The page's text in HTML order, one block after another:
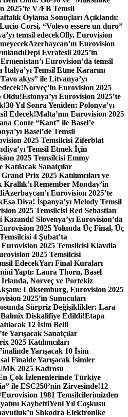
2025’te VÆB Temsil
Oylama Sonuçları Açıklandı:
Lucio Corsi, “Volevo essere un duro”
temsil edecekOlly, Eurovision
Azerbaycan’ın Eurovision
Depi Evratesil 2025’in
Eurovision’da temsil
Temsil Etme Kararını
akys” ile Litvanya’yı
Norveç’in Eurovision 2025
Oldu!Estonya’yı Eurovision 2025’te
30 Yıl Sonra Yeniden: Polonya’yı
Edecek!Malta’nın Eurovision 2025
Conte “Kant” ile Basel’e
Basel’de Temsil
2025 Temsilcisi Ziferblat
Temsil Etmek İçin
2025 Temsilcisi Emmy
Katılacak Sanatçılar
Prix 2025 Katılımcıları ve
Krallık’ı Remember Monday’in
Azerbaycan’ı Eurovision 2025’te
Esa Diva! İspanya’yı Melody Temsil
2025 Temsilcisi Red Sebastian
Slovenya’yı Eurovision’da
2025 Yolunda Üç Final, Üç
4 Şubat’ta
Eurovision 2025 Temsilcisi Klavdia
2025 Temsilcisi
EdecekYarı Final Kuraları
Yaptı: Laura Thorn, Basel
Norveç ve Portekiz
Lüksemburg, Eurovision 2025
2025’in Sunucuları
Sürpriz Değişiklikler: Lara
Diskalifiye Edildi!Etapa
12 İsim Belli
Yarışacak Sanatçılar
2025 Katılımcıları
Yarışacak 10 İsim
Finalde Yarışacak İsimler
2025 Kadrosu
Çok İzlenenlerinde Türkiye
ile ESC250’nin Zirvesinde!12
Eurovision 1981 Temsilcilerimizden
KaybettiYeni Yıl Coşkusu
Shkodra Elektronike